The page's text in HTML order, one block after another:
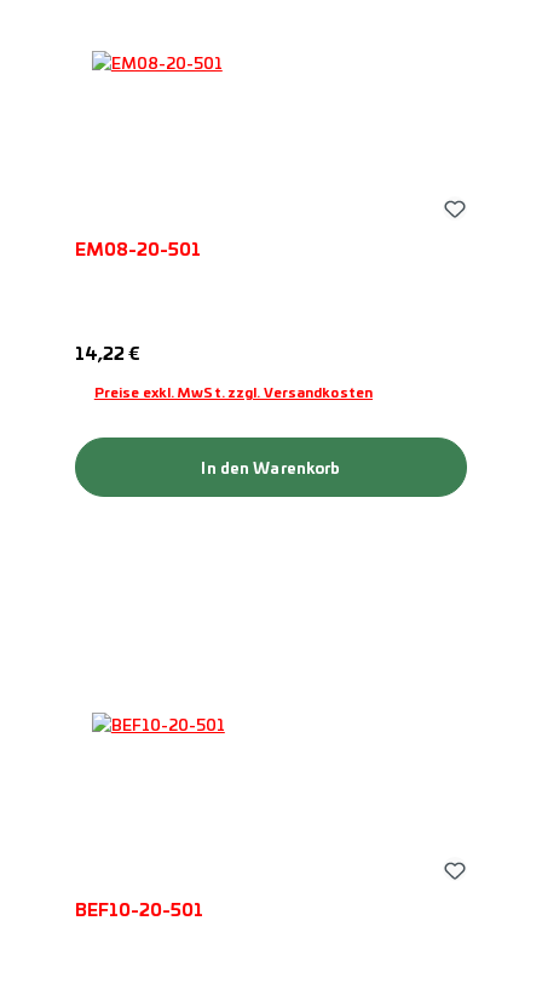
EM08-20-501
Regulärer Preis:
14,22 €
Preise exkl. MwSt. zzgl. Versandkosten
In den Warenkorb
BEF10-20-501